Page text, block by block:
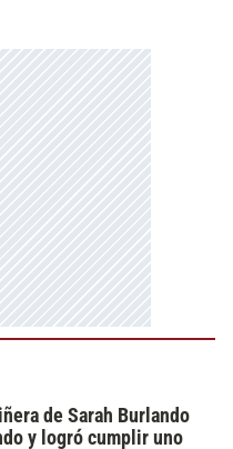
de Sarah Burlando
y logró cumplir uno